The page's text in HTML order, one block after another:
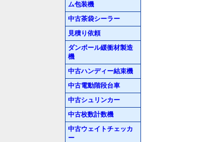
ム包装機
中古茶袋シーラー
見積り依頼
ダンボール緩衝材製造
機
中古ハンディー結束機
中古電動階段台車
中古シュリンカー
中古枚数計数機
中古ウェイトチェッカ
ー